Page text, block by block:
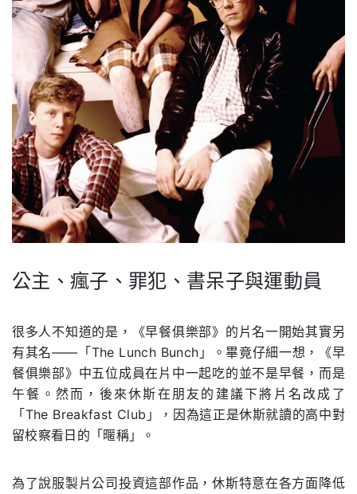
公主、瘋子、罪犯、書呆子與運動員
很多人不知道的是，《早餐俱樂部》的片名一開始其實另
有其名——「The Lunch Bunch」。畢竟仔細一想，《早
餐俱樂部》中五位成員在片中一起吃的並不是早餐，而是
午餐。然而，後來休斯在朋友的建議下將片名改成了
「The Breakfast Club」，因為這正是休斯就讀的高中對
留校察看日的「暱稱」。
為了說服製片公司投資這部作品，休斯特意在各方面降低